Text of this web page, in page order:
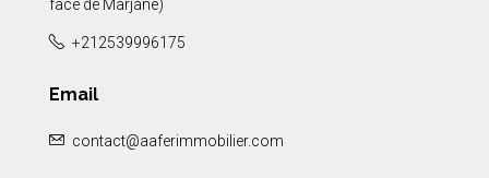
face de Marjane)
+212539996175
Email
contact@aaferimmobilier.com